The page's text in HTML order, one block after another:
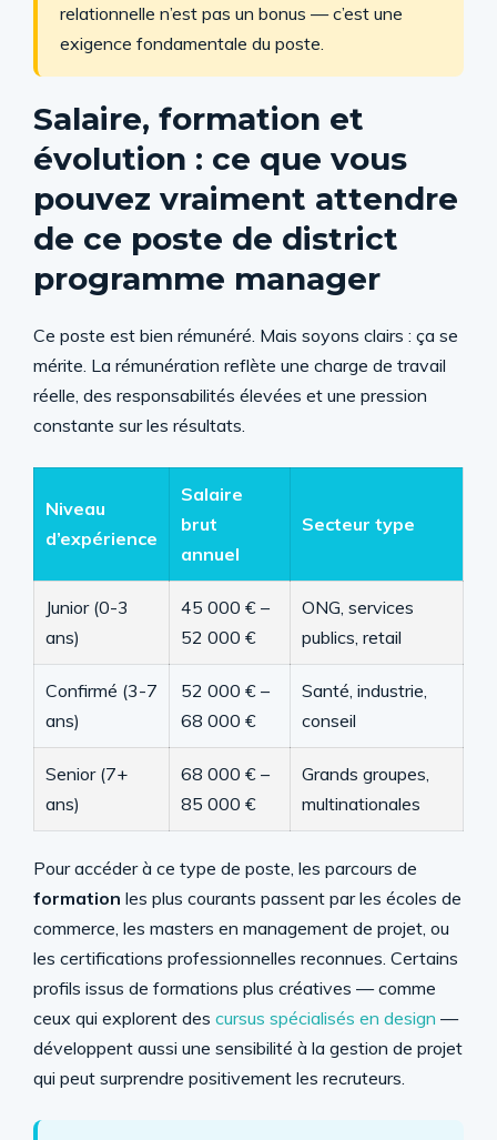
relationnelle n’est pas un bonus — c’est une
exigence fondamentale du poste.
Salaire, formation et
évolution : ce que vous
pouvez vraiment attendre
de ce poste de district
programme manager
Ce poste est bien rémunéré. Mais soyons clairs : ça se
mérite. La rémunération reflète une charge de travail
réelle, des responsabilités élevées et une pression
constante sur les résultats.
Niveau
d’expérience
Salaire
brut
annuel
Secteur type
Junior (0-3
ans)
45 000 € –
52 000 €
ONG, services
publics, retail
Confirmé (3-7
ans)
52 000 € –
68 000 €
Santé, industrie,
conseil
Senior (7+
ans)
68 000 € –
85 000 €
Grands groupes,
multinationales
Pour accéder à ce type de poste, les parcours de
formation les plus courants passent par les écoles de
commerce, les masters en management de projet, ou
les certifications professionnelles reconnues. Certains
profils issus de formations plus créatives — comme
ceux qui explorent des cursus spécialisés en design —
développent aussi une sensibilité à la gestion de projet
qui peut surprendre positivement les recruteurs.